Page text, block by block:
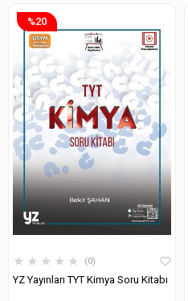
★ ★ ★ ★ ★ 0
YZ Yayınları TYT Kimya Soru Kitabı
%20